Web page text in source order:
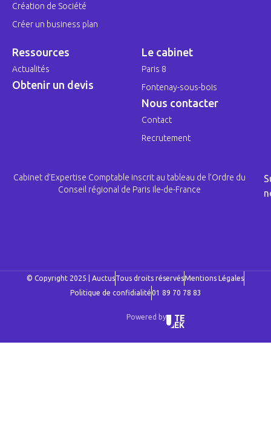
Création de Société
Créer un business plan
Ressources
Actualités
Obtenir un devis
Le cabinet
Paris 8
Fontenay-sous-bois
Nous contacter
Contact
Recrutement
Cabinet d’Expertise Comptable inscrit au tableau de l’Ordre du
Conseil régional de Paris Ile-de-France
© Copyright 2025 | AuctusTous droits réservésMentions Légales
Politique de confidialité01 89 70 78 83
Powered by